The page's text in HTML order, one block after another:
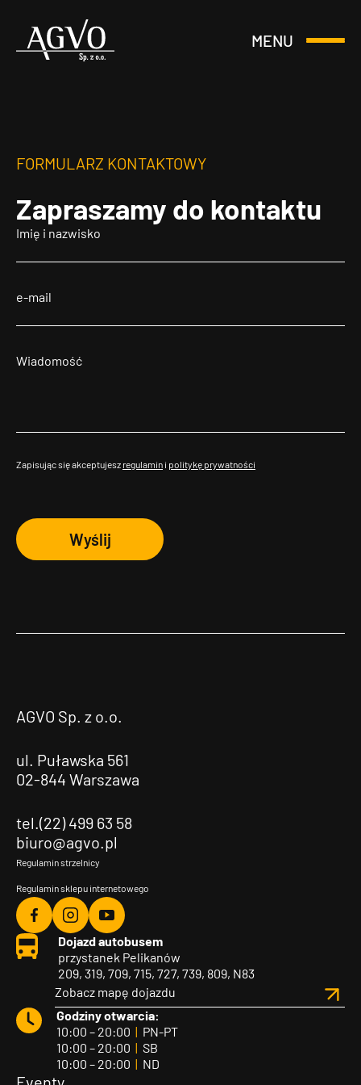
Header
MENU
Otwórz
FORMULARZ KONTAKTOWY
Zapraszamy do kontaktu
Zapisując się akceptujesz regulamin i politykę prywatności
Wyślij
AGVO Sp. z o.o.
ul. Puławska 561
02-844 Warszawa
tel.(22) 499 63 58
biuro@agvo.pl
Regulamin strzelnicy
Regulamin sklepu internetowego
Agvo
Facebook
Agvo
Instagram
Agvo
YouTube
Dojazd autobusem
przystanek Pelikanów
209, 319, 709, 715, 727, 739, 809, N83
Zobacz mapę dojazdu
Godziny otwarcia:
10:00 – 20:00 | PN-PT
10:00 – 20:00 | SB
10:00 – 20:00 | ND